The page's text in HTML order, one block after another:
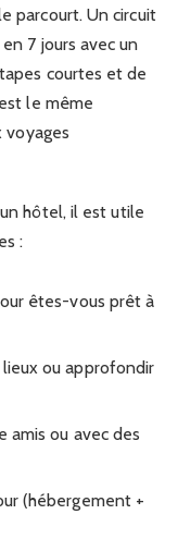
parcourt. Un circuit
7 jours avec un
courtes et de
le même
voyages
hôtel, il est utile
:
êtes-vous prêt à
ou approfondir
amis ou avec des
(hébergement +